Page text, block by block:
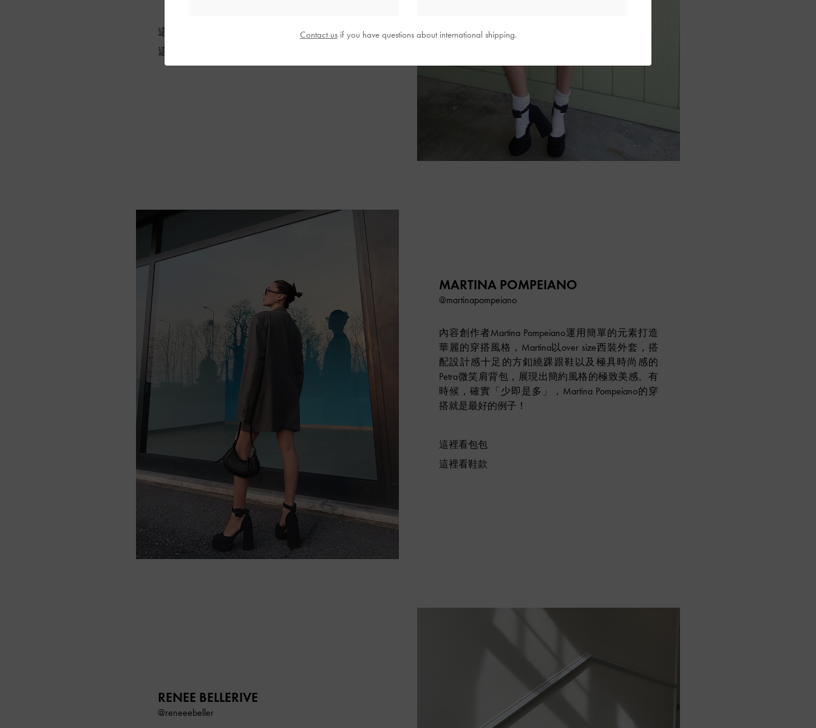
這裡看包包
這裡看鞋款
MARTINA POMPEIANO
@martinapompeiano
內容創作者Martina Pompeiano運用簡單的元素打造
華麗的穿搭風格，Martina以over size西裝外套，搭
配設計感十足的方釦繞踝跟鞋以及極具時尚感的
Petra微笑肩背包，展現出簡約風格的極致美感。有
時候，確實「少即是多」，Martina Pompeiano的穿
搭就是最好的例子！
這裡看包包
這裡看鞋款
RENEE BELLERIVE
@reneeebeller
Contact usif you have questions about international shipping.